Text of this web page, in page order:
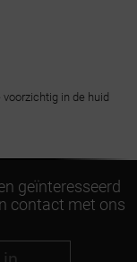
in de huid
geïnteresseerd
contact met ons